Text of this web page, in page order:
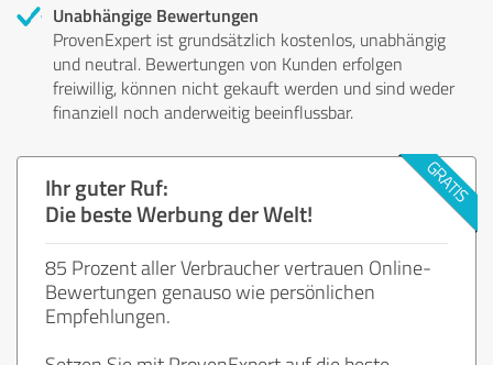
Unabhängige Bewertungen
ProvenExpert ist grundsätzlich kostenlos, unabhängig
und neutral. Bewertungen von Kunden erfolgen
freiwillig, können nicht gekauft werden und sind weder
finanziell noch anderweitig beeinflussbar.
Ihr guter Ruf:
Die beste Werbung der Welt!
85 Prozent aller Verbraucher vertrauen Online-
Bewertungen genauso wie persönlichen
Empfehlungen.